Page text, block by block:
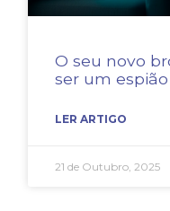
O seu novo
ser um espião
LER ARTIGO
21 de Outubro, 2025